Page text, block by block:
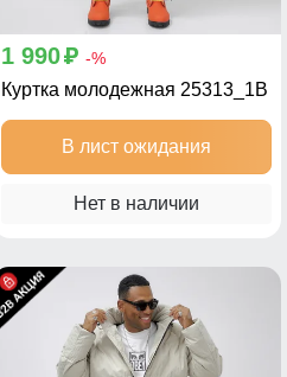
1 990p -%
Куртка молодежная 25313_1B
В лист ожидания
Нет в наличии